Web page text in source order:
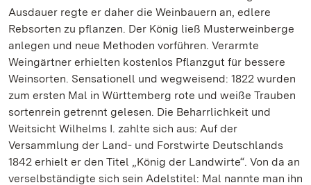
Ausdauer regte er daher die Weinbauern an, edlere
Rebsorten zu pflanzen. Der König ließ Musterweinberge
anlegen und neue Methoden vorführen. Verarmte
Weingärtner erhielten kostenlos Pflanzgut für bessere
Weinsorten. Sensationell und wegweisend: 1822 wurden
zum ersten Mal in Württemberg rote und weiße Trauben
sortenrein getrennt gelesen. Die Beharrlichkeit und
Weitsicht Wilhelms I. zahlte sich aus: Auf der
Versammlung der Land- und Forstwirte Deutschlands
1842 erhielt er den Titel „König der Landwirte“. Von da an
verselbständigte sich sein Adelstitel: Mal nannte man ihn